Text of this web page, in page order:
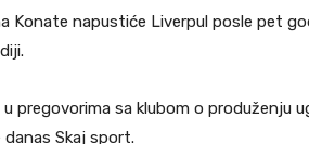
Konate napustiće Liverpul posle pet
pregovorima sa klubom o produženju
Skaj sport.